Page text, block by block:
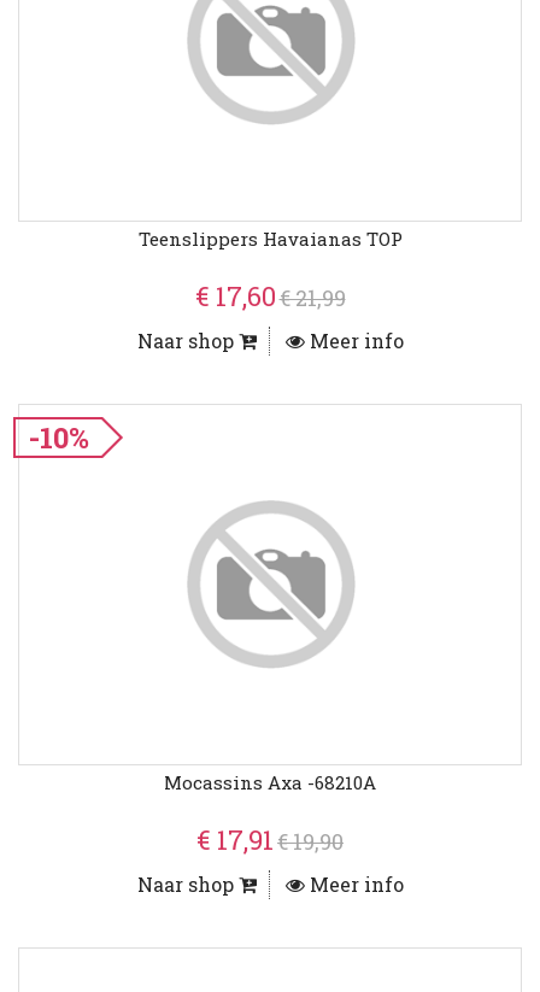
Teenslippers Havaianas TOP
€ 17,60€ 21,99
Naar shop Meer info
-10%
Mocassins Axa -68210A
€ 17,91€ 19,90
Naar shop Meer info